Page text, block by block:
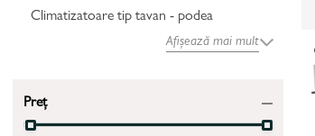
Climatizatoare tip tavan - podea
Afișează mai mult
Preț